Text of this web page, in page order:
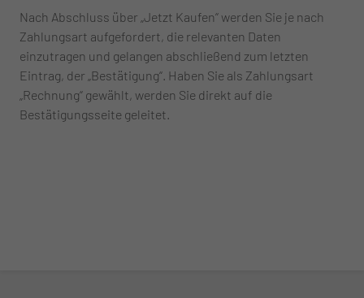
Nach Abschluss über „Jetzt Kaufen“ werden Sie je nach
Zahlungsart aufgefordert, die relevanten Daten
einzutragen und gelangen abschließend zum letzten
Eintrag, der „Bestätigung“. Haben Sie als Zahlungsart
„Rechnung“ gewählt, werden Sie direkt auf die
Bestätigungsseite geleitet.